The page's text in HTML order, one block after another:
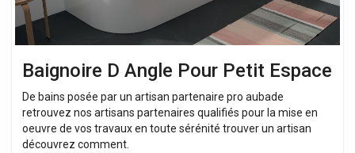
Baignoire D Angle Pour Petit Espace
De bains posée par un artisan partenaire pro aubade
retrouvez nos artisans partenaires qualifiés pour la mise en
oeuvre de vos travaux en toute sérénité trouver un artisan
découvrez comment.